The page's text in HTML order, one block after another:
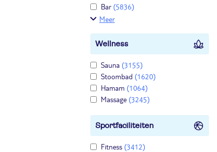
Bar(5836)
Meer
Wellness
Sauna (3155)
Stoombad (1620)
Hamam (1064)
Massage (3245)
Sportfaciliteiten
Fitness (3412)